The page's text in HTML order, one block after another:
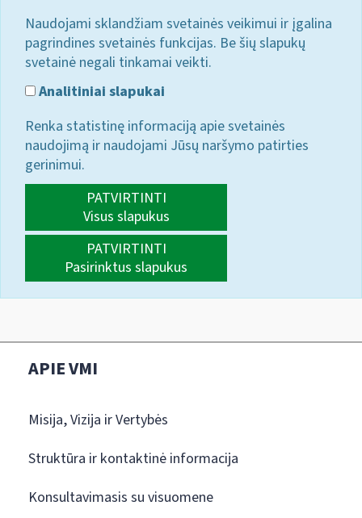
Naudojami sklandžiam svetainės veikimui ir įgalina
pagrindines svetainės funkcijas. Be šių slapukų
svetainė negali tinkamai veikti.
Analitiniai slapukai
Renka statistinę informaciją apie svetainės
naudojimą ir naudojami Jūsų naršymo patirties
gerinimui.
PATVIRTINTI
Visus slapukus
PATVIRTINTI
Pasirinktus slapukus
APIE VMI
Misija, Vizija ir Vertybės
Struktūra ir kontaktinė informacija
Konsultavimasis su visuomene